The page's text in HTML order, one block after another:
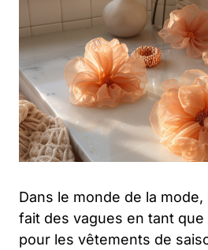
Dans le monde de la mode,
fait des vagues en tant
pour les vêtements de